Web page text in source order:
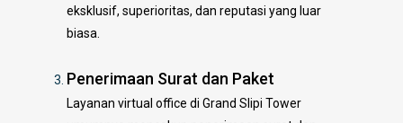
eksklusif, superioritas, dan reputasi yang luar
biasa.
Penerimaan Surat dan Paket
Layanan virtual office di Grand Slipi Tower